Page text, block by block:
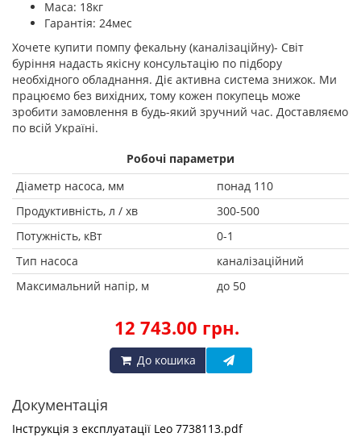
Маса: 18кг
Гарантія: 24мес
Хочете купити помпу фекальну (каналізаційну)- Світ
буріння надасть якісну консультацію по підбору
необхідного обладнання. Діє активна система знижок. Ми
працюємо без вихідних, тому кожен покупець може
зробити замовлення в будь-який зручний час. Доставляємо
по всій Україні.
Робочі параметри
Діаметр насоса, мм
понад 110
Продуктивність, л / хв
300-500
Потужність, кВт
0-1
Тип насоса
каналізаційний
Максимальний напір, м
до 50
12 743.00 грн.
До кошика
Документація
Інструкція з експлуатації Leo 7738113.pdf